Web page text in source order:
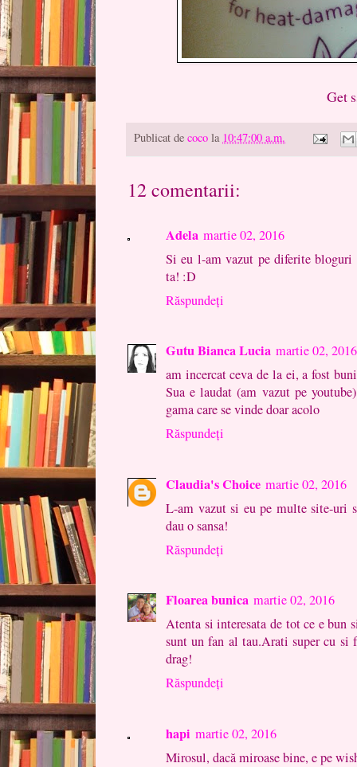
Get
Publicat de coco la 10:47:00 a.m.
12 comentarii:
Adela martie 02, 2016
Si eu l-am vazut pe diferite bloguri
ta! :D
Răspundeți
Gutu Bianca Lucia martie 02, 2016
am incercat ceva de la ei, a fost
Sua e laudat (am vazut pe
gama care se vinde doar acolo
Răspundeți
Claudia's Choice martie 02, 2016
L-am vazut si eu pe multe site-uri
dau o sansa!
Răspundeți
Floarea bunica martie 02, 2016
Atenta si interesata de tot ce e bun
sunt un fan al tau.Arati super cu si
drag!
Răspundeți
hapi martie 02, 2016
Mirosul, dacă miroase bine, e pe